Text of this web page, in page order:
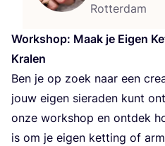
Rotterdam
Work­shop: Maak je Eigen
Kralen
Ben je op zoek naar een
jouw eigen sie­ra­den kunt
onze work­shop en ont­dek
is om je eigen ket­ting of